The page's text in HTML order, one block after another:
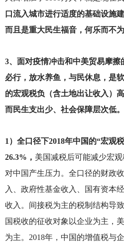
口流入城市进行适度的基础设施
而且是重大民生福音，何乐而不
3、面对疫情冲击和中美贸易摩擦
必行，放水养鱼，与民休息，是
的宏观税负（含土地出让收入）
而民生支出少、社会保障层次低。
1 ）全口径下2018年中国的“宏观
26.3%， 美国减税后可能减少宏观
对中国产生压力。全口径的财政
入、政府性基金收入、国有资本
收入。间接税为主的税制结构导
国税收的征收对象以企业为主，
为主。2018年，中国的增值税与